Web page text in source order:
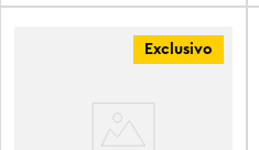
Exclusivo